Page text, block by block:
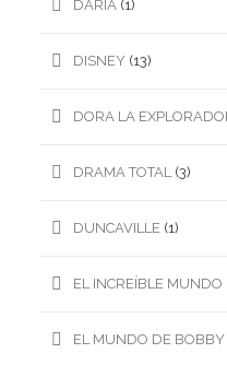
DARIA (1)
DISNEY (13)
DORA LA
DRAMA TOTAL (3)
DUNCAVILLE (1)
EL INCREÍBLE
EL MUNDO DE BOBBY